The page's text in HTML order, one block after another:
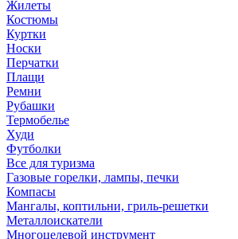
Жилеты
Костюмы
Куртки
Носки
Перчатки
Плащи
Ремни
Рубашки
Термобелье
Худи
Футболки
Все для туризма
Газовые горелки, лампы, печки
Компасы
Мангалы, коптильни, гриль-решетки
Металлоискатели
Многоцелевой инструмент